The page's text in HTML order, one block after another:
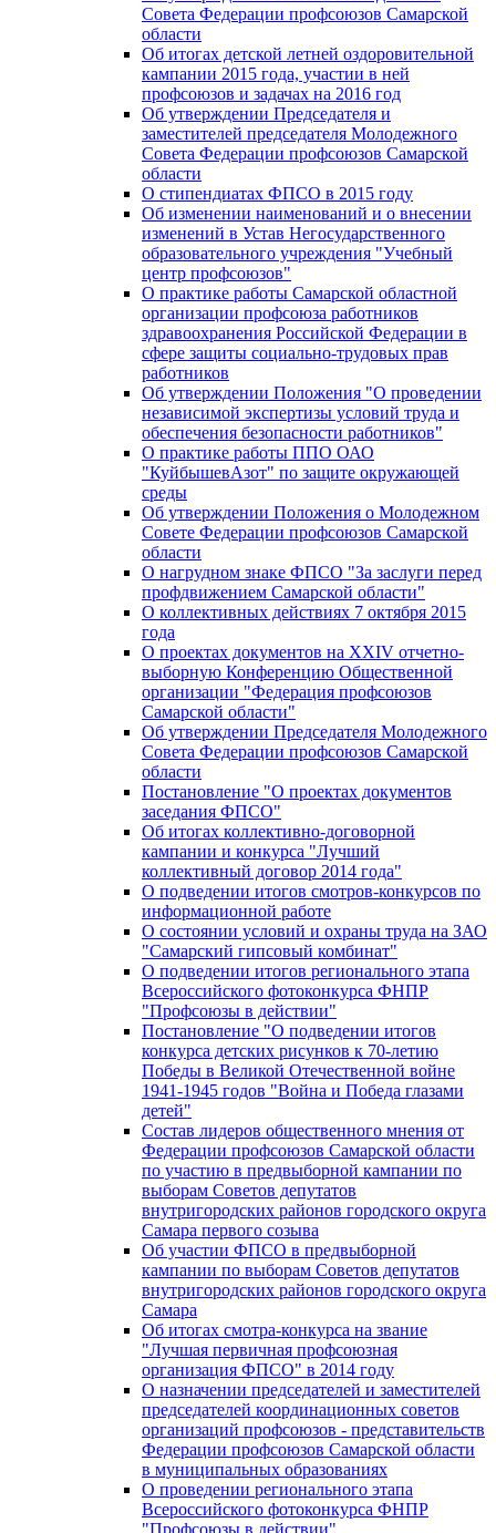
Совета Федерации профсоюзов Самарской
области
Об итогах детской летней оздоровительной
кампании 2015 года, участии в ней
профсоюзов и задачах на 2016 год
Об утверждении Председателя и
заместителей председателя Молодежного
Совета Федерации профсоюзов Самарской
области
О стипендиатах ФПСО в 2015 году
Об изменении наименований и о внесении
изменений в Устав Негосударственного
образовательного учреждения "Учебный
центр профсоюзов"
О практике работы Самарской областной
организации профсоюза работников
здравоохранения Российской Федерации в
сфере защиты социально-трудовых прав
работников
Об утверждении Положения "О проведении
независимой экспертизы условий труда и
обеспечения безопасности работников"
О практике работы ППО ОАО
"КуйбышевАзот" по защите окружающей
среды
Об утверждении Положения о Молодежном
Совете Федерации профсоюзов Самарской
области
О нагрудном знаке ФПСО "За заслуги перед
профдвижением Самарской области"
О коллективных действиях 7 октября 2015
года
О проектах документов на XXIV отчетно-
выборную Конференцию Общественной
организации "Федерация профсоюзов
Самарской области"
Об утверждении Председателя Молодежного
Совета Федерации профсоюзов Самарской
области
Постановление "О проектах документов
заседания ФПСО"
Об итогах коллективно-договорной
кампании и конкурса "Лучший
коллективный договор 2014 года"
О подведении итогов смотров-конкурсов по
информационной работе
О состоянии условий и охраны труда на ЗАО
"Самарский гипсовый комбинат"
О подведении итогов регионального этапа
Всероссийского фотоконкурса ФНПР
"Профсоюзы в действии"
Постановление "О подведении итогов
конкурса детских рисунков к 70-летию
Победы в Великой Отечественной войне
1941-1945 годов "Война и Победа глазами
детей"
Состав лидеров общественного мнения от
Федерации профсоюзов Самарской области
по участию в предвыборной кампании по
выборам Советов депутатов
внутригородских районов городского округа
Самара первого созыва
Об участии ФПСО в предвыборной
кампании по выборам Советов депутатов
внутригородских районов городского округа
Самара
Об итогах смотра-конкурса на звание
"Лучшая первичная профсоюзная
организация ФПСО" в 2014 году
О назначении председателей и заместителей
председателей координационных советов
организаций профсоюзов - представительств
Федерации профсоюзов Самарской области
в муниципальных образованиях
О проведении регионального этапа
Всероссийского фотоконкурса ФНПР
"Профсоюзы в действии"